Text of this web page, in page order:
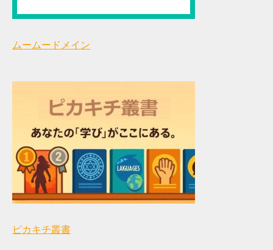
ムームードメイン
ピカキチ叢書